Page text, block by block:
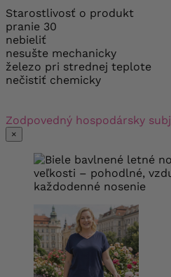
Starostlivosť o produkt
pranie 30
nebieliť
nesušte mechanicky
železo pri strednej teplote
nečistiť chemicky
Zodpovedný hospodársky
×